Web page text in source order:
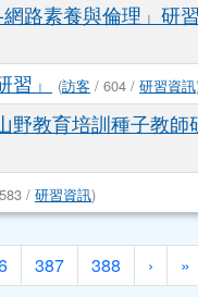
路素養與倫理」研
」 (訪客 / 604 /研習資訊
教育培訓種子教師
/研習資訊)
387 388 › 下一頁
»